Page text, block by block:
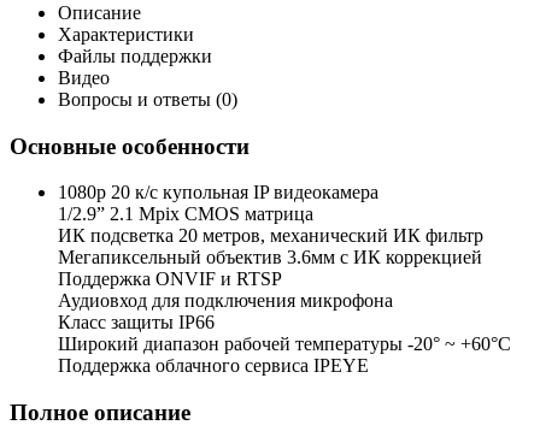
Описание
Характеристики
Файлы поддержки
Видео
Вопросы и ответы (0)
Основные особенности
1080p 20 к/с купольная IP видеокамера
1/2.9” 2.1 Mpix CMOS матрица
ИК подсветка 20 метров, механический ИК фильтр
Мегапиксельный объектив 3.6мм c ИК коррекцией
Поддержка ONVIF и RTSP
Аудиовход для подключения микрофона
Класс защиты IP66
Широкий диапазон рабочей температуры -20° ~ +60°C
Поддержка облачного сервиса IPEYE
Полное описание